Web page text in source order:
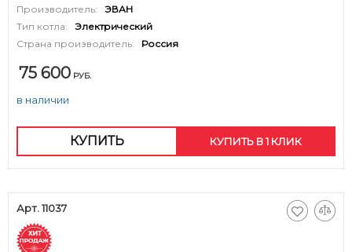
Производитель:
ЭВАН
Тип котла:
Электрический
Страна производитель:
Россия
75 600 РУБ.
в наличии
КУПИТЬ КУПИТЬ В 1 КЛИК
Арт. 11037